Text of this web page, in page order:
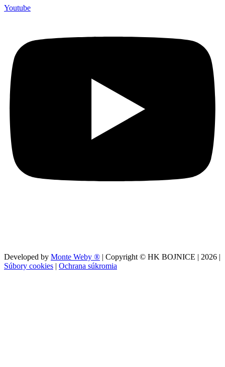
Youtube
Developed by Monte Weby ® | Copyright © HK BOJNICE | 2026 |
Súbory cookies | Ochrana súkromia